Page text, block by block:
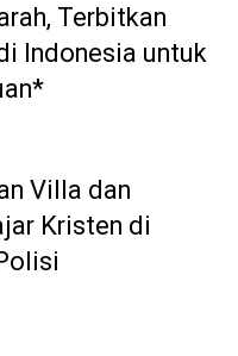
Terbitkan
Indonesia untuk
Villa dan
Kristen di